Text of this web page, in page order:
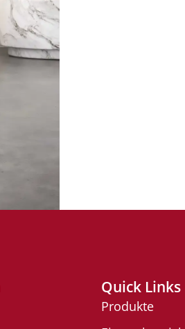
Quick Links
Produkte